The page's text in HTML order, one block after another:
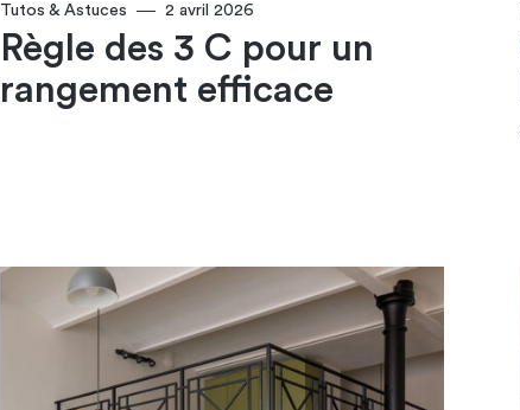
Tutos & Astuces 2 avril 2026
Règle des 3 C pour un
rangement​ efficace